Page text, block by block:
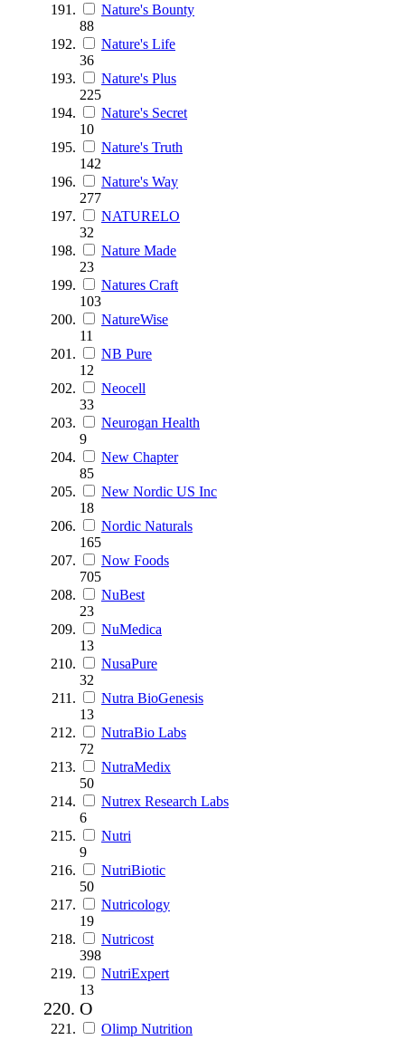
Nature's Bounty
88
Nature's Life
36
Nature's Plus
225
Nature's Secret
10
Nature's Truth
142
Nature's Way
277
NATURELO
32
Nature Made
23
Natures Craft
103
NatureWise
11
NB Pure
12
Neocell
33
Neurogan Health
9
New Chapter
85
New Nordic US Inc
18
Nordic Naturals
165
Now Foods
705
NuBest
23
NuMedica
13
NusaPure
32
Nutra BioGenesis
13
NutraBio Labs
72
NutraMedix
50
Nutrex Research Labs
6
Nutri
9
NutriBiotic
50
Nutricology
19
Nutricost
398
NutriExpert
13
O
Olimp Nutrition